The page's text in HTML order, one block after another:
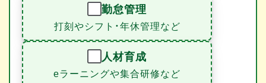
勤怠管理
打刻やシフト・年休管理など
人材育成
eラーニングや集合研修など